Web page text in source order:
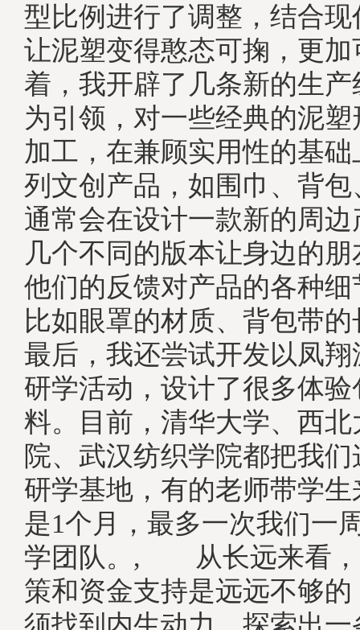
型比例进行了调整，结合
让泥塑变得憨态可掬，
着，我开辟了几条新的生
为引领，对一些经典的泥
加工，在兼顾实用性的基
列文创产品，如围巾、背
通常会在设计一款新的周
几个不同的版本让身边的
他们的反馈对产品的各种
比如眼罩的材质、背包
最后，我还尝试开发以凤
研学活动，设计了很多体
料。目前，清华大学、西
院、武汉纺织学院都把我
研学基地，有的老师带学
是1个月，最多一次我们一
学团队。, 从长远来看，
策和资金支持是远远不够